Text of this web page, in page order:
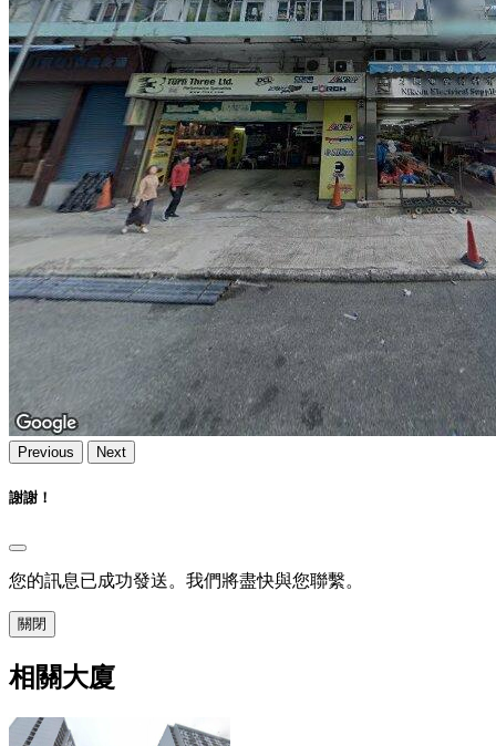
Previous Next
謝謝！
您的訊息已成功發送。我們將盡快與您聯繫。
關閉
相關大廈